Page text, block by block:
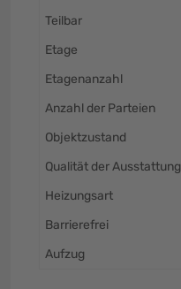
Teilbar
Etage
Etagenanzahl
Anzahl der Parteien
Objektzustand
Qualität der Ausstattung
Heizungsart
Barrierefrei
Aufzug